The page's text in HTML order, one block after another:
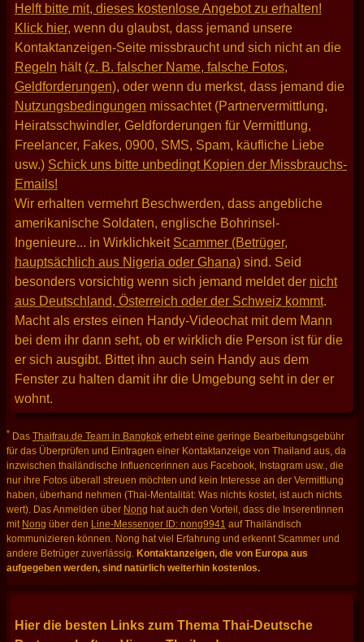
Helft bitte mit, dieses kostenlose Angebot zu erhalten!
Klick hier, wenn du glaubst, dass jemand unsere
Kontaktanzeigen-Seite missbraucht und sich nicht an die
Regeln hält (z. B. falscher Name, falsche Fotos,
Geldforderungen), oder wenn du merkst, dass jemand die
Nutzungsbedingungen missachtet (Partnervermittlung,
Heiratsschwindler, Geldforderungen für Vermittlung,
Freelancer, Fakes, 0900, SMS, Spam, käufliche Liebe
usw.) Schick uns bitte unbedingt Kopien der Missbrauchs-
Emails!
Wir erhalten vermehrt Beschwerden, dass angebliche
amerikanische Soldaten, englische Bohrinsel-
Ingenieure... in Wirklichkeit Scammer (Betrüger,
hauptsächlich aus Nigeria oder Ghana)sind. Seid
besonders vorsichtig wenn sich jemand meldet der nicht
aus Deutschland, Österreich oder der Schweiz kommt.
Macht als erstes einen Handy-Videochat mit dem Mann
bei dem ihr dann seht, ob er wirklich die Person ist für die
er sich ausgibt. Bittet ihn auch sein Handy aus dem
Fenster zu halten damit ihr die Umgebung seht in der er
wohnt.
* Das Thaifrau.de Team in Bangkok erhebt eine geringe Bearbeitungsgebühr
für das Überprüfen und Eintragen einer Kontaktanzeige von Thailand aus, da
inzwischen thailändische Influencerinnen aus Facebook, Instagram usw., die
nur ihre Fotos überall streuen möchten und kein Interesse an der Vermittlung
haben, überhand nehmen (Thai-Mentalität: Was nichts kostet, ist auch nichts
wert). Das Anmelden über Nong hat auch den Vorteil, dass die Inserentinnen
mit Nong über den Line-Messenger ID: nong9941 auf Thailändisch
kommunizieren können. Nong hat viel Erfahrung und erkennt Scammer und
andere Betrüger zuverlässig. Kontaktanzeigen, die von Europa aus
aufgegeben werden, sind natürlich weiterhin kostenlos.
Hier die besten Links zum Thema Thai-Deutsche